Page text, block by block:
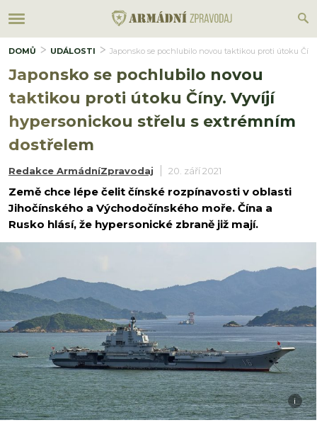
DOMŮ UDÁLOSTI Japonsko se pochlubilo novou taktikou proti útoku
Japonsko se pochlubilo novou
taktikou proti útoku Číny. Vyvíjí
hypersonickou střelu s extrémním
dostřelem
Redakce ArmádníZpravodaj 20. září 2021
Země chce lépe čelit čínské rozpínavosti v oblasti
Jihočínského a Východočínského moře. Čína a
Rusko hlásí, že hypersonické zbraně již mají.
i